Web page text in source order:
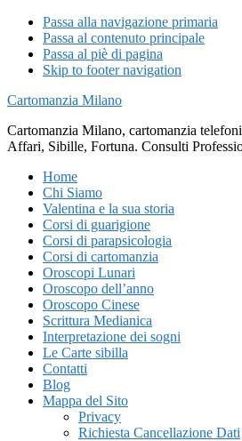
Passa alla navigazione primaria
Passa al contenuto principale
Passa al piè di pagina
Skip to footer navigation
Cartomanzia Milano
Cartomanzia Milano, cartomanzia
Affari, Sibille, Fortuna. Consulti
Home
Chi Siamo
Valentina e la sua storia
Corsi di guarigione
Corsi di parapsicologia
Corsi di cartomanzia
Oroscopi Lunari
Oroscopo dell’anno
Oroscopo Cinese
Scrittura Medianica
Interpretazione dei sogni
Le Carte sibilla
Contatti
Blog
Mappa del Sito
Privacy
Richiesta Cancellazione Dati